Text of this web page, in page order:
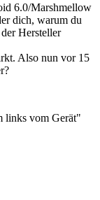
6.0/Marshmellow
dich, warum du
Hersteller
Also nun vor 15
links vom Gerät"